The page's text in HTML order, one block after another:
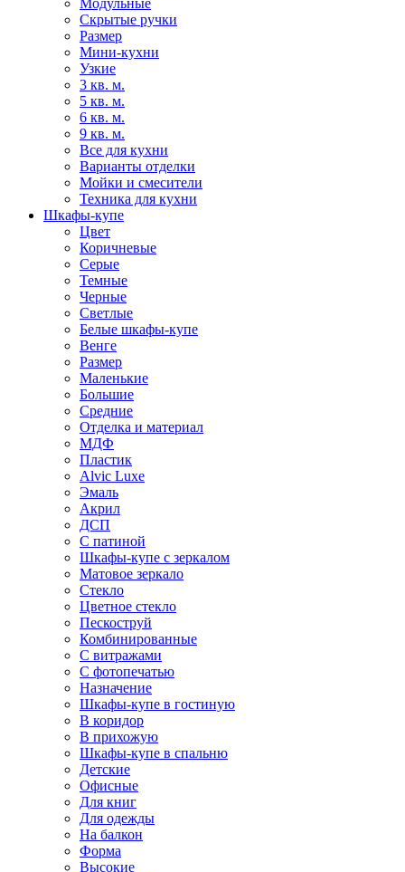
Модульные
Скрытые ручки
Размер
Мини-кухни
Узкие
3 кв. м.
5 кв. м.
6 кв. м.
9 кв. м.
Все для кухни
Варианты отделки
Мойки и смесители
Техника для кухни
Шкафы-купе
Цвет
Коричневые
Серые
Темные
Черные
Светлые
Белые шкафы-купе
Венге
Размер
Маленькие
Большие
Средние
Отделка и материал
МДФ
Пластик
Alvic Luxe
Эмаль
Акрил
ДСП
С патиной
Шкафы-купе с зеркалом
Матовое зеркало
Стекло
Цветное стекло
Пескоструй
Комбинированные
С витражами
С фотопечатью
Назначение
Шкафы-купе в гостиную
В коридор
В прихожую
Шкафы-купе в спальню
Детские
Офисные
Для книг
Для одежды
На балкон
Форма
Высокие